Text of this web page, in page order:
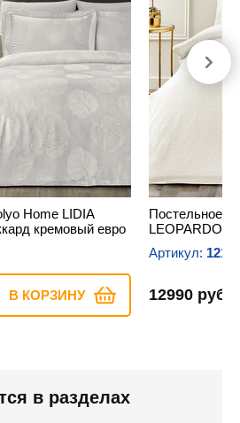
Home LIDIA
кремовый евро
В КОРЗИНУ
Постельное
LEOPARDO
Артикул:
12990 руб.
в разделах